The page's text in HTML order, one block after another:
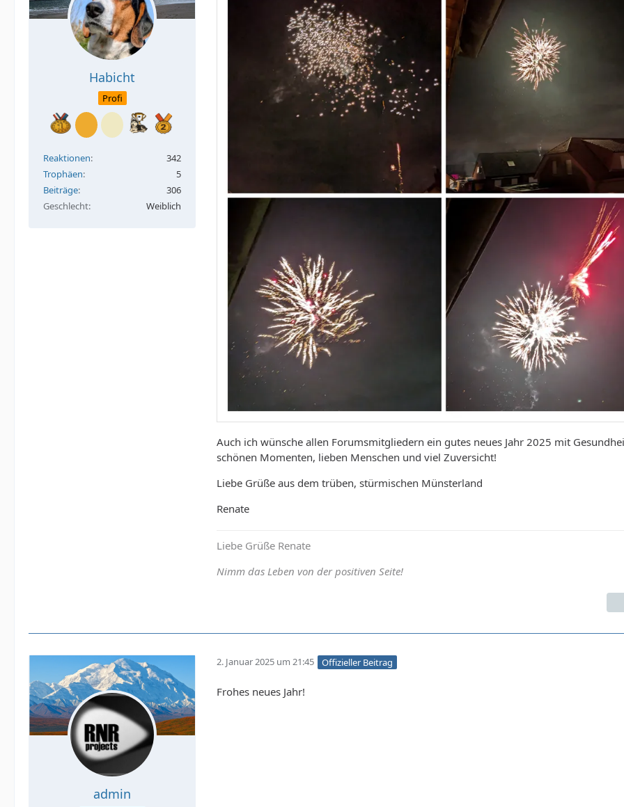
Habicht
Profi
Reaktionen
342
Trophäen
5
Beiträge
306
Geschlecht
Weiblich
Auch ich wünsche allen Forumsmitgliedern ein gutes neues Jahr 2025 mit
schönen Momenten, lieben Menschen und viel Zuversicht!
Liebe Grüße aus dem trüben, stürmischen Münsterland
Renate
Liebe Grüße Renate
Nimm das Leben von der positiven Seite!
admin
2. Januar 2025 um 21:45 Offizieller Beitrag
Frohes neues Jahr!